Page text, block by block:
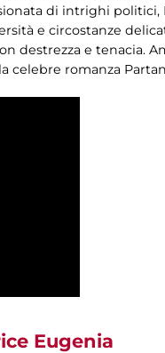
di intrighi
e circostanze
destrezza e tenacia.
celebre romanza
Eugenia